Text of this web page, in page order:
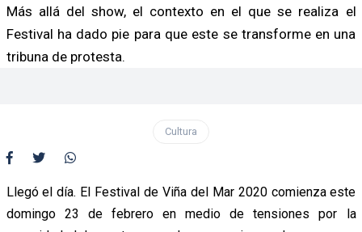
Más allá del show, el contexto en el que se realiza el
Festival ha dado pie para que este se transforme en una
tribuna de protesta.
Cultura
Llegó el día. El Festival de Viña del Mar 2020 comienza este
domingo 23 de febrero en medio de tensiones por la